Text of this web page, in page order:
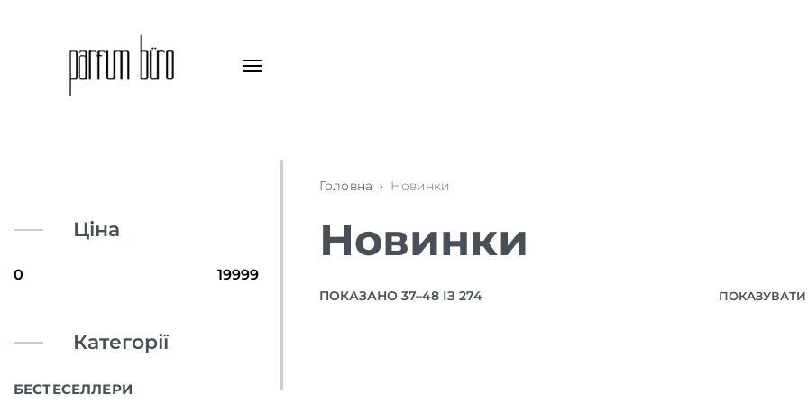
Ціна
Категорії
БЕСТЕСЕЛЛЕРИ
Головна › Новинки
Новинки
ПОКАЗАНО 37–48 ІЗ 274 ПОКАЗУВАТИ